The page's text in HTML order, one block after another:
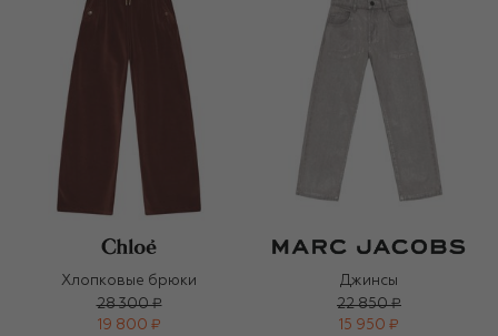
Хлопковые брюки
28 300 ₽
19 800 ₽
Джинсы
22 850 ₽
15 950 ₽